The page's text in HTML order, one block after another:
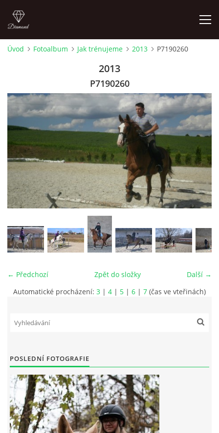
KONTAKT
SLUŽBY
JEŽDĚNÍ PRO VEŘEJNOST
FOTOALBUM
VIDEA
NOVÝ PŘEKÁŽKOVÝ MATERIÁL
CENÍK SLUŽEB
PŘISPĚVEK ČUS KARVINA -PODPORA SPORTU V
MORAVSKOSLEZSKÉM KRAJI
NÁHRADNÍ TERMÍN BRIGÁDY PRO TY KTEŘÍ SE
NEDOSTAVILI NA PODZIMNÍ BRIGÁDU
Úvod Fotoalbum Jak trénujeme 2013 P7190260
2013
P7190260
← Předchozí Další →
Zpět do složky
Automatické procházení: 3 | 4 | 5 | 6 | 7 (čas ve vteřinách)
POSLEDNÍ FOTOGRAFIE